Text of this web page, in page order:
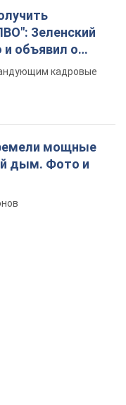
Зеленский
объявил о
кадровые
мощные
дым. Фото и